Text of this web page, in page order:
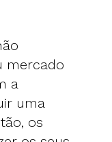
mercado
a
uma
os